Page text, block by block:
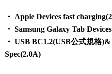
・ Apple Devices fast
・ Samsung Galaxy Tab
・ USB BC1.2(USB公式規格
Spec(2.0A)